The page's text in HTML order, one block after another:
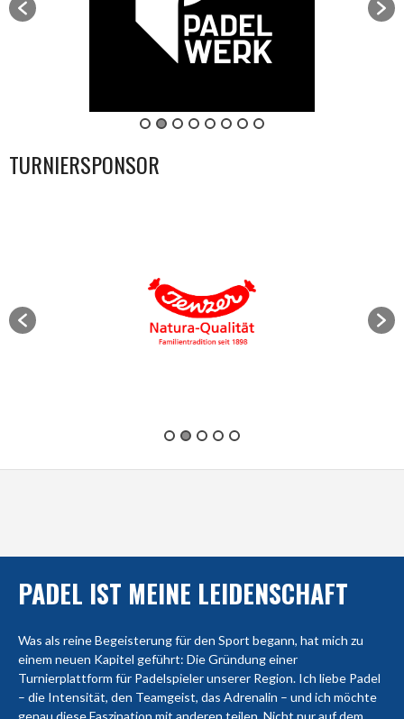
TURNIERSPONSOR
PADEL IST MEINE LEIDENSCHAFT
Was als reine Begeisterung für den Sport begann, hat mich zu
einem neuen Kapitel geführt: Die Gründung einer
Turnierplattform für Padelspieler unserer Region. Ich liebe Padel
– die Intensität, den Teamgeist, das Adrenalin – und ich möchte
genau diese Faszination mit anderen teilen. Nicht nur auf dem